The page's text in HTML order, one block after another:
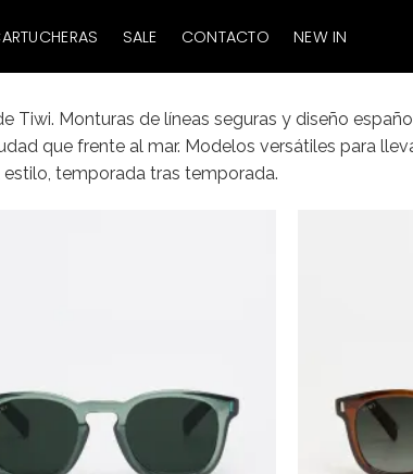
SALE CONTACTO NEW IN
Monturas de líneas seguras y diseño
que frente al mar. Modelos versátiles para
temporada tras temporada.